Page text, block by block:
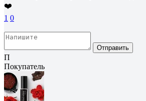
❤️
1 0
Отправить
П
Покупатель